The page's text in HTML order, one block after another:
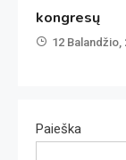
kongresų
12 Balandžio,
Paieška